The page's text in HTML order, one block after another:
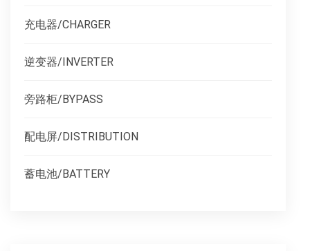
充电器/CHARGER
逆变器/INVERTER
旁路柜/BYPASS
配电屏/DISTRIBUTION
蓄电池/BATTERY